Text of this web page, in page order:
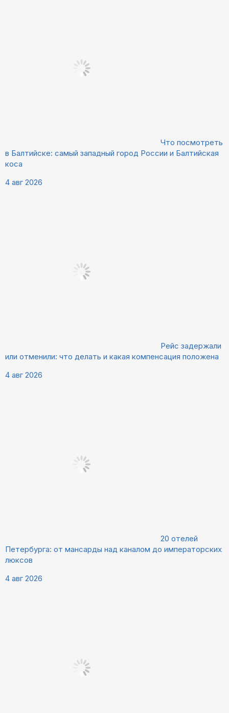
Что посмотреть
в Балтийске: самый западный город России и Балтийская
коса
4 авг 2026
Рейс задержали
или отменили: что делать и какая компенсация положена
4 авг 2026
20 отелей
Петербурга: от мансарды над каналом до императорских
люксов
4 авг 2026